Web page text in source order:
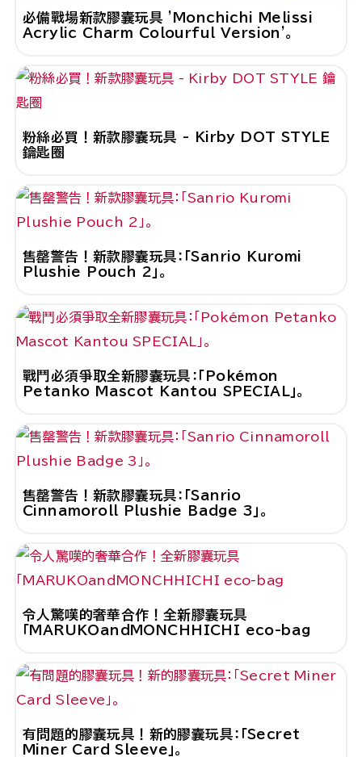
必備戰場新款膠囊玩具 'Monchichi Melissi
Acrylic Charm Colourful Version'。
粉絲必買！新款膠囊玩具 - Kirby DOT STYLE
鑰匙圈
售罄警告！新款膠囊玩具：「Sanrio Kuromi
Plushie Pouch 2」。
戰鬥必須爭取全新膠囊玩具：「Pokémon
Petanko Mascot Kantou SPECIAL」。
售罄警告！新款膠囊玩具：「Sanrio
Cinnamoroll Plushie Badge 3」。
令人驚嘆的奢華合作！全新膠囊玩具
「MARUKOandMONCHHICHI eco-bag
有問題的膠囊玩具！新的膠囊玩具：「Secret
Miner Card Sleeve」。